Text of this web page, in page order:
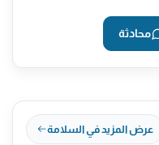
محادثة
عرض المزيد في السلامة